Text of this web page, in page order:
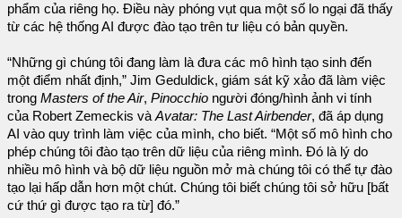
phẩm của riêng họ. Điều này phóng vụt qua một số lo ngại đã thấy
từ các hệ thống AI được đào tạo trên tư liệu có bản quyền.
“Những gì chúng tôi đang làm là đưa các mô hình tạo sinh đến
một điểm nhất định,” Jim Geduldick, giám sát kỹ xảo đã làm việc
trong Masters of the Air, Pinocchio người đóng/hình ảnh vi tính
của Robert Zemeckis và Avatar: The Last Airbender, đã áp dụng
AI vào quy trình làm việc của mình, cho biết. “Một số mô hình cho
phép chúng tôi đào tạo trên dữ liệu của riêng mình. Đó là lý do
nhiều mô hình và bộ dữ liệu nguồn mở mà chúng tôi có thể tự đào
tạo lại hấp dẫn hơn một chút. Chúng tôi biết chúng tôi sở hữu [bất
cứ thứ gì được tạo ra từ] đó.”